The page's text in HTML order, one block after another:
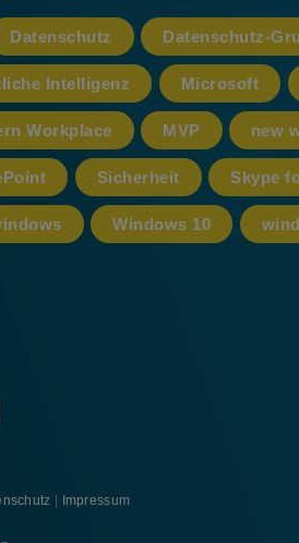
Datenschutz Datenschutz-
Intelligenz Microsoft
Workplace MVP new
Sicherheit Skype
Windows 10
Impressum